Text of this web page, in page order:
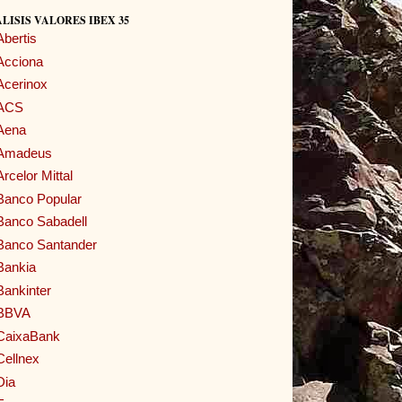
VALORES IBEX 35
Mittal
Popular
Sabadell
Santander